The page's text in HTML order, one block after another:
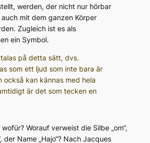
werden, der nicht nur hörbar
mit dem ganzen Körper
Zugleich ist es als
ein Symbol.
på detta sätt, dvs.
som ett ljud som inte bara är
också kan kännas med hela
är det som tecken en
Worauf verweist die Silbe „om“,
der Name „Hajo“? Nach Jacques